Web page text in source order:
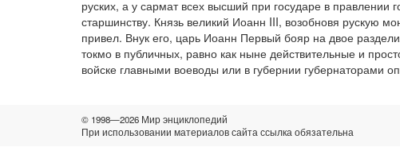
руских, а у сармат всех высший при государе в правлении
старшинству. Князь великий Иоанн III, возобновя рускую
привел. Внук его, царь Иоанн Первый бояр на двое
токмо в публичных, равно как ныне действительные и
войске главными воеводы или в губернии губернаторами
© 1998—2026 Мир энциклопедий
При использовании материалов сайта ссылка обязательна